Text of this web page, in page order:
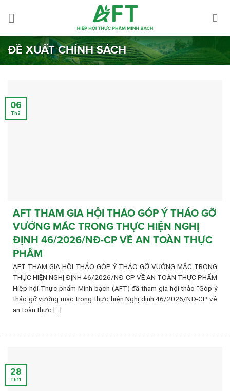
ĐỀ XUẤT CHÍNH SÁCH
AFT THAM GIA HỘI THẢO GÓP Ý THÁO GỠ
VƯỚNG MẮC TRONG THỰC HIỆN NGHỊ
ĐỊNH 46/2026/NĐ-CP VỀ AN TOÀN THỰC
PHẨM
AFT THAM GIA HỘI THẢO GÓP Ý THÁO GỠ VƯỚNG MẮC TRONG
THỰC HIỆN NGHỊ ĐỊNH 46/2026/NĐ-CP VỀ AN TOÀN THỰC PHẨM
Hiệp hội Thực phẩm Minh bạch (AFT) đã tham gia hội thảo “Góp ý
tháo gỡ vướng mắc trong thực hiện Nghị định 46/2026/NĐ-CP về
an toàn thực [...]
06
Th2
28
Th11